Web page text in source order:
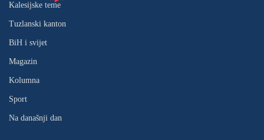
Kalesijske teme
Tuzlanski kanton
BiH i svijet
Magazin
Kolumna
Sport
Na današnji dan